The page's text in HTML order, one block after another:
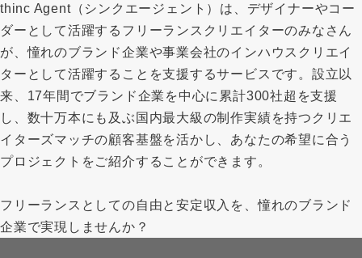
thinc Agent（シンクエージェント）は、デザイナーやコー
ダーとして活躍するフリーランスクリエイターのみなさん
が、憧れのブランド企業や事業会社のインハウスクリエイ
ターとして活躍することを支援するサービスです。設立以
来、17年間でブランド企業を中心に累計300社超を支援
し、数十万本にも及ぶ国内最大級の制作実績を持つクリエ
イターズマッチの顧客基盤を活かし、あなたの希望に合う
プロジェクトをご紹介することができます。
フリーランスとしての自由と安定収入を、憧れのブランド
企業で実現しませんか？